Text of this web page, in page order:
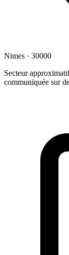
Nimes · 30000
+
Secteur
communiquée sur